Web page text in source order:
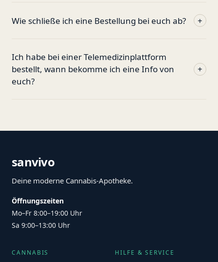
Wie schließe ich eine Bestellung bei euch ab? +
Ich habe bei einer Telemedizinplattform
bestellt, wann bekomme ich eine Info von
euch?
+
sanvivo
Deine moderne Cannabis-Apotheke.
Öffnungszeiten
Mo–Fr 8:00–19:00 Uhr
Sa 9:00–13:00 Uhr
CANNABIS HILFE & SERVICE